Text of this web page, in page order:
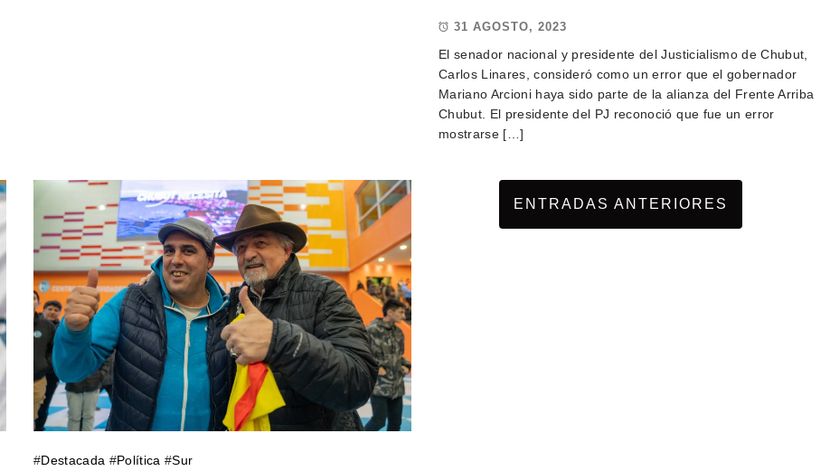
31 AGOSTO, 2023
El senador nacional y presidente del Justicialismo de Chubut,
Carlos Linares, consideró como un error que el gobernador
Mariano Arcioni haya sido parte de la alianza del Frente Arriba
Chubut. El presidente del PJ reconoció que fue un error
mostrarse […]
#Destacada #Política #Sur
ENTRADAS ANTERIORES